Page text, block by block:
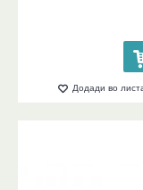
Додади во